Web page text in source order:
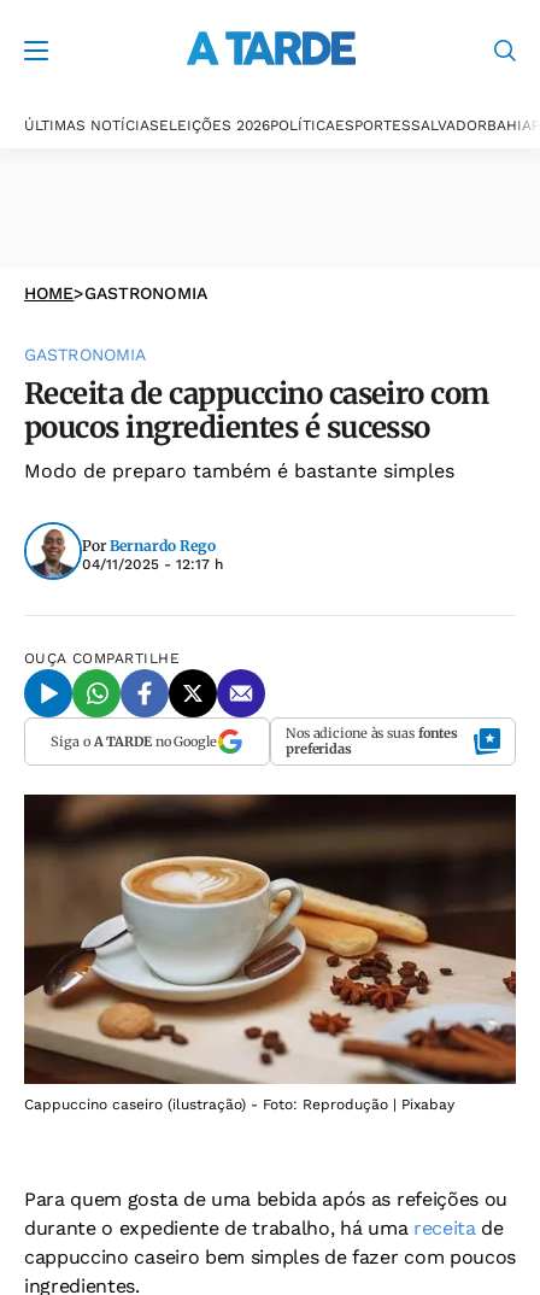
ÚLTIMAS NOTÍCIASELEIÇÕES 2026POLÍTICAESPORTESSALVADORBAHIA
HOME>GASTRONOMIA
GASTRONOMIA
Receita de cappuccino caseiro com
poucos ingredientes é sucesso
Modo de preparo também é bastante simples
Por Bernardo Rego
04/11/2025 - 12:17 h
OUÇA COMPARTILHE
Siga o A TARDEno Google Nos adicione às suas fontes
preferidas
Cappuccino caseiro (ilustração) - Foto: Reprodução | Pixabay
Para quem gosta de uma bebida após as refeições ou
durante o expediente de trabalho, há uma receitade
cappuccino caseiro bem simples de fazer com poucos
ingredientes.